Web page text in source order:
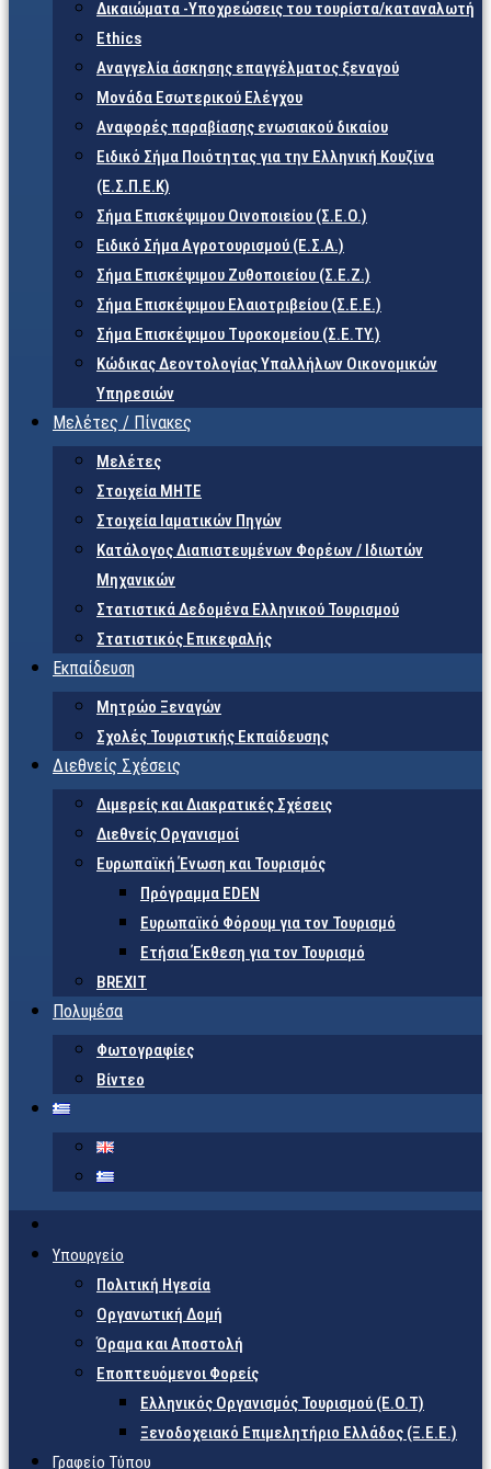
Δικαιώματα -Υποχρεώσεις του τουρίστα/καταναλωτή
Ethics
Αναγγελία άσκησης επαγγέλματος ξεναγού
Μονάδα Εσωτερικού Ελέγχου
Αναφορές παραβίασης ενωσιακού δικαίου
Ειδικό Σήμα Ποιότητας για την Ελληνική Κουζίνα
(Ε.Σ.Π.Ε.Κ)
Σήμα Επισκέψιμου Οινοποιείου (Σ.Ε.Ο.)
Ειδικό Σήμα Αγροτουρισμού (Ε.Σ.Α.)
Σήμα Επισκέψιμου Ζυθοποιείου (Σ.Ε.Ζ.)
Σήμα Επισκέψιμου Ελαιοτριβείου (Σ.Ε.Ε.)
Σήμα Επισκέψιμου Τυροκομείου (Σ.Ε.TY.)
Κώδικας Δεοντολογίας Υπαλλήλων Οικονομικών
Υπηρεσιών
Μελέτες / Πίνακες
Μελέτες
Στοιχεία ΜΗΤΕ
Στοιχεία Ιαματικών Πηγών
Κατάλογος Διαπιστευμένων Φορέων / Ιδιωτών
Μηχανικών
Στατιστικά Δεδομένα Ελληνικού Τουρισμού
Στατιστικός Επικεφαλής
Εκπαίδευση
Μητρώο Ξεναγών
Σχολές Τουριστικής Εκπαίδευσης
Διεθνείς Σχέσεις
Διμερείς και Διακρατικές Σχέσεις
Διεθνείς Οργανισμοί
Ευρωπαϊκή Ένωση και Τουρισμός
Πρόγραμμα EDEN
Ευρωπαϊκό Φόρουμ για τον Τουρισμό
Ετήσια Έκθεση για τον Τουρισμό
BREXIT
Πολυμέσα
Φωτογραφίες
Βίντεο
Υπουργείο
Πολιτική Ηγεσία
Οργανωτική Δομή
Όραμα και Αποστολή
Εποπτευόμενοι Φορείς
Eλληνικός Οργανισμός Τουρισμού (Ε.Ο.Τ)
Ξενοδοχειακό Επιμελητήριο Ελλάδος (Ξ.Ε.Ε.)
Γραφείο Τύπου